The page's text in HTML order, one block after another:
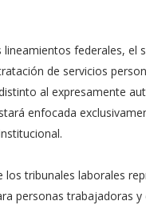
federales, el
de servicios
al expresamente
enfocada
los tribunales laborales
personas trabajadoras y